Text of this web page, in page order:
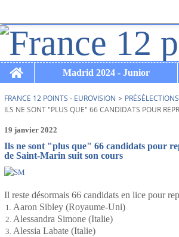
Home
Madrid 2024 - Junior
FRANCE 12 POINTS - EUROVISION >
ILS NE SONT "PLUS QUE" 66 CANDIDATS POUR
19 janvier 2022
Ils ne sont "plus que" 66 candidats pour
de Saint-Marin suit son cours
Il reste désormais 66 candidats en lice pour
Aaron Sibley (Royaume-Uni)
Alessandra Simone (Italie)
Alessia Labate (Italie)